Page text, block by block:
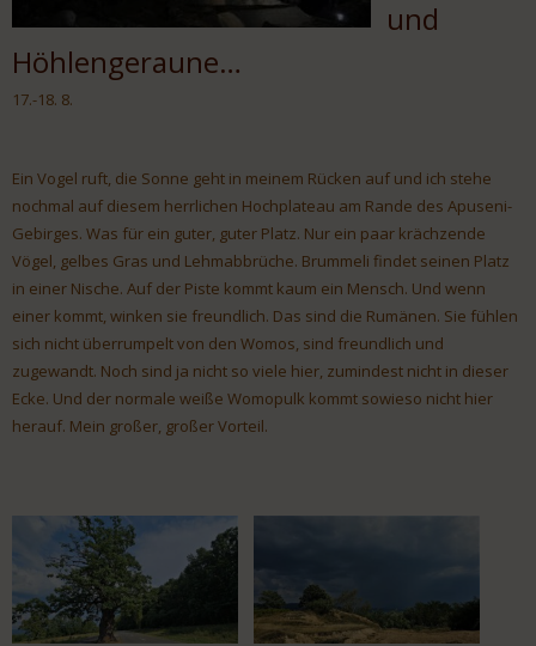
und
Höhlengeraune…
17.-18. 8.
Ein Vogel ruft, die Sonne geht in meinem Rücken auf und ich stehe
nochmal auf diesem herrlichen Hochplateau am Rande des Apuseni-
Gebirges. Was für ein guter, guter Platz. Nur ein paar krächzende
Vögel, gelbes Gras und Lehmabbrüche. Brummeli findet seinen Platz
in einer Nische. Auf der Piste kommt kaum ein Mensch. Und wenn
einer kommt, winken sie freundlich. Das sind die Rumänen. Sie fühlen
sich nicht überrumpelt von den Womos, sind freundlich und
zugewandt. Noch sind ja nicht so viele hier, zumindest nicht in dieser
Ecke. Und der normale weiße Womopulk kommt sowieso nicht hier
herauf. Mein großer, großer Vorteil.